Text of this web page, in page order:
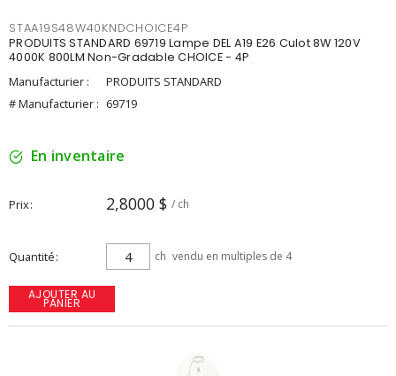
STAA19S48W40KNDCHOICE4P
PRODUITS STANDARD 69719 Lampe DEL A19 E26 Culot 8W 120V
4000K 800LM Non-Gradable CHOICE - 4P
Manufacturier :
PRODUITS STANDARD
# Manufacturier : 69719
En inventaire
Prix 2,8000 $ / ch
Quantité ch vendu en multiples de 4
AJOUTER AU
PANIER